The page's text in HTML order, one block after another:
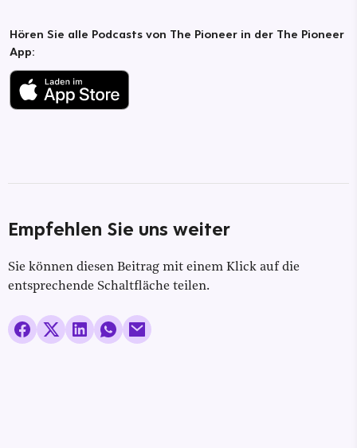
Hören Sie alle Podcasts von The Pioneer in der The Pioneer
App:
Empfehlen Sie uns weiter
Sie können diesen Beitrag mit einem Klick auf die
entsprechende Schaltfläche teilen.